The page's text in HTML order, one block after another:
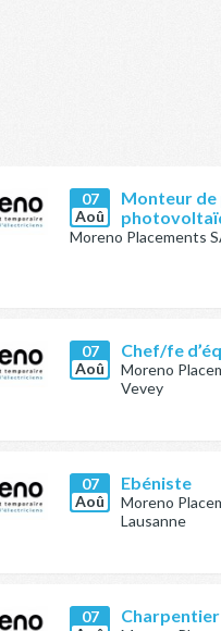
07
Aoû
Monteur de
Moreno Placements
07
Aoû
Chef/fe
Moreno
Vevey
07
Aoû
Ebéniste
Moreno
Lausanne
07